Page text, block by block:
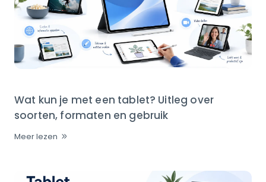
Wat kun je met een tablet? Uitleg over
soorten, formaten en gebruik
Meer lezen